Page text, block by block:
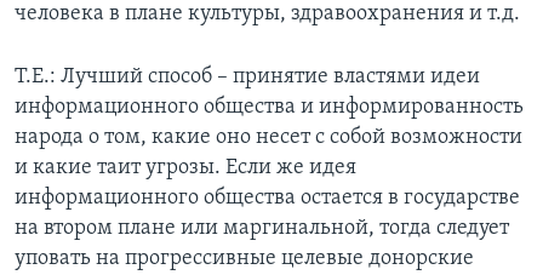
человека в плане культуры, здравоохранения и т.д.
Т.Е.: Лучший способ – принятие властями идеи
информационного общества и информированность
народа о том, какие оно несет с собой возможности
и какие таит угрозы. Если же идея
информационного общества остается в государстве
на втором плане или маргинальной, тогда следует
уповать на прогрессивные целевые донорские